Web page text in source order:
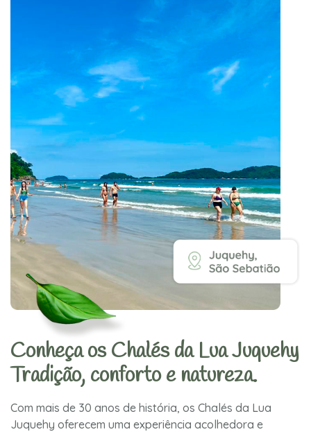
Conheça os Chalés da Lua Juquehy
Tradição, conforto e natureza.
Com mais de 30 anos de história, os Chalés da Lua
Juquehy oferecem uma experiência acolhedora e